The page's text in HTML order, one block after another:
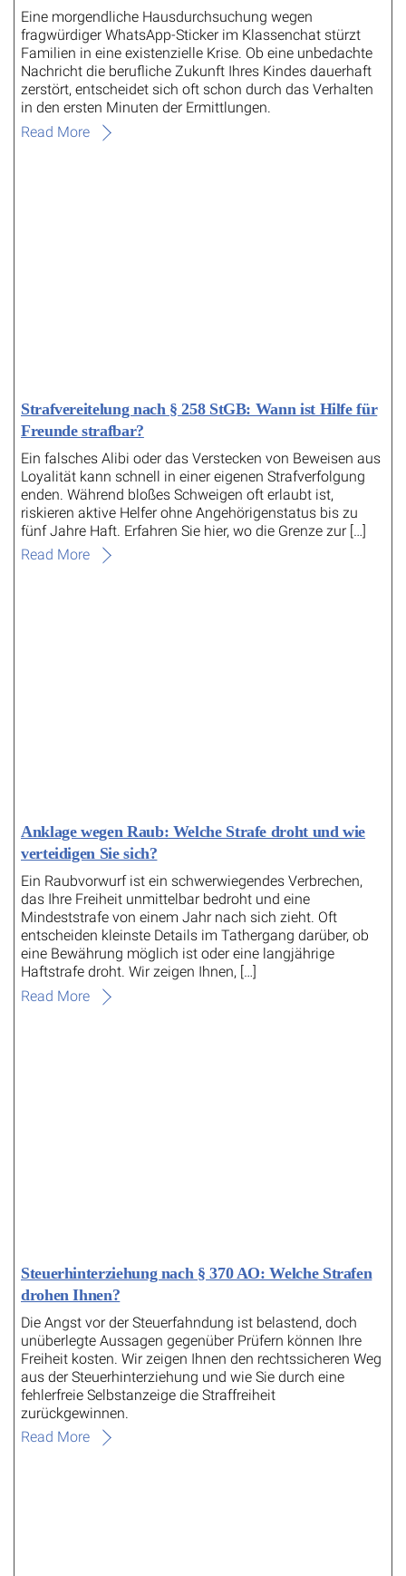
Eine morgendliche Hausdurchsuchung wegen
fragwürdiger WhatsApp-Sticker im Klassenchat stürzt
Familien in eine existenzielle Krise. Ob eine unbedachte
Nachricht die berufliche Zukunft Ihres Kindes dauerhaft
zerstört, entscheidet sich oft schon durch das Verhalten
in den ersten Minuten der Ermittlungen.
Read More
Strafvereitelung nach § 258 StGB: Wann ist Hilfe für
Freunde strafbar?
Ein falsches Alibi oder das Verstecken von Beweisen aus
Loyalität kann schnell in einer eigenen Strafverfolgung
enden. Während bloßes Schweigen oft erlaubt ist,
riskieren aktive Helfer ohne Angehörigenstatus bis zu
fünf Jahre Haft. Erfahren Sie hier, wo die Grenze zur […]
Read More
Anklage wegen Raub: Welche Strafe droht und wie
verteidigen Sie sich?
Ein Raubvorwurf ist ein schwerwiegendes Verbrechen,
das Ihre Freiheit unmittelbar bedroht und eine
Mindeststrafe von einem Jahr nach sich zieht. Oft
entscheiden kleinste Details im Tathergang darüber, ob
eine Bewährung möglich ist oder eine langjährige
Haftstrafe droht. Wir zeigen Ihnen, […]
Read More
Steuerhinterziehung nach § 370 AO: Welche Strafen
drohen Ihnen?
Die Angst vor der Steuerfahndung ist belastend, doch
unüberlegte Aussagen gegenüber Prüfern können Ihre
Freiheit kosten. Wir zeigen Ihnen den rechtssicheren Weg
aus der Steuerhinterziehung und wie Sie durch eine
fehlerfreie Selbstanzeige die Straffreiheit
zurückgewinnen.
Read More